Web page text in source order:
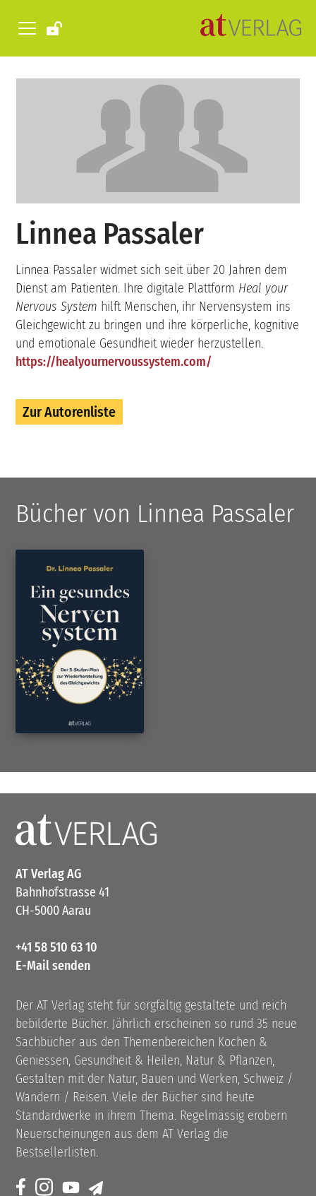
Linnea Passaler
Linnea Passaler widmet sich seit über 20 Jahren dem
Dienst am Patienten. Ihre digitale Plattform Heal your
Nervous System hilft Menschen, ihr Nervensystem ins
Gleichgewicht zu bringen und ihre körperliche, kognitive
und emotionale Gesundheit wieder herzustellen.
https://healyournervoussystem.com/
Zur Autorenliste
Bücher von Linnea Passaler
AT Verlag AG
Bahnhofstrasse 41
CH-5000 Aarau
+41 58 510 63 10
E-Mail senden
Der AT Verlag steht für sorgfältig gestaltete und reich
bebilderte Bücher. Jährlich erscheinen so rund 35 neue
Sachbücher aus den Themenbereichen Kochen &
Geniessen, Gesundheit & Heilen, Natur & Pflanzen,
Gestalten mit der Natur, Bauen und Werken, Schweiz /
Wandern / Reisen. Viele der Bücher sind heute
Standardwerke in ihrem Thema. Regelmässig erobern
Neuerscheinungen aus dem AT Verlag die
Bestsellerlisten.